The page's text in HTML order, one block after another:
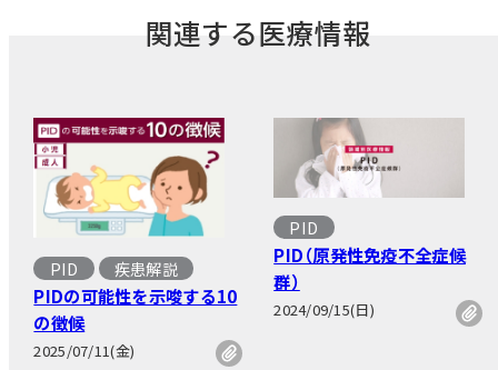
関連する医療情報
PID 疾患解説
PIDの可能性を示唆する10
の徴候
2025/07/11(金)
PID
PID（原発性免疫不全症候
群）
2024/09/15(日)